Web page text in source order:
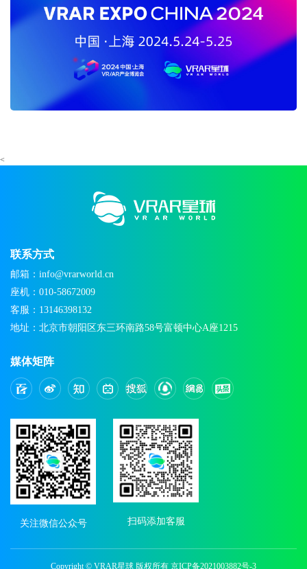
<
联系方式
邮箱：info@vrarworld.cn
座机：010-58672009
客服：13146398132
地址：北京市朝阳区东三环南路58号富顿中心A座1215
媒体矩阵
关注微信公众号 扫码添加客服
Copyright © VRAR星球 版权所有 京ICP备2021003882号-3